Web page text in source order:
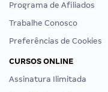
Programa de Afiliados
Trabalhe Conosco
Preferências de Cookies
CURSOS ONLINE
Assinatura Ilimitada